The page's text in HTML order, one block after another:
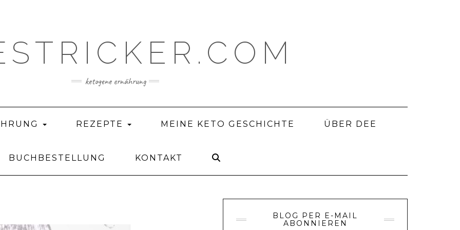
ketogene ernährung
REZEPTE MEINE KETO GESCHICHTE ÜBER DEE
BUCHBESTELLUNG KONTAKT
BLOG PER E-MAIL
ABONNIEREN